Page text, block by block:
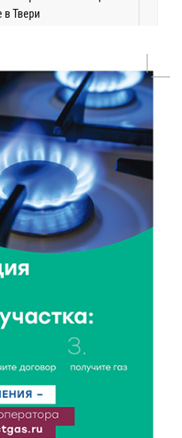
Твери
в детском саду № 6
день приёма в
смена категорий
Витебск своей
строителей и